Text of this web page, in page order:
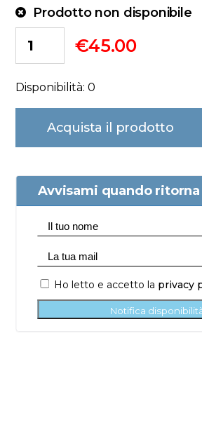
Prodotto non disponibile
€45.00
Disponibilità: 0
Acquista il prodotto
Avvisami quando
Ho letto e accetto la privacy
Notifica